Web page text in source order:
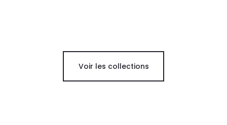
Voir les collections